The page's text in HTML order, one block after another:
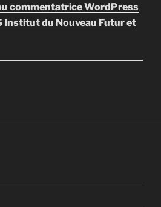
commentatrice WordPress
Institut du Nouveau Futur et